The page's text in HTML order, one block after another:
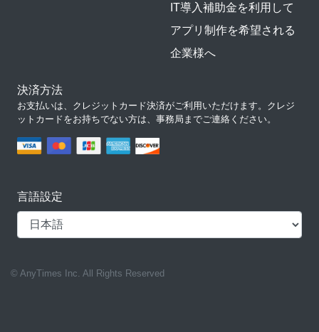
IT導入補助金を利用して
アプリ制作を希望される
企業様へ
決済方法
お支払いは、クレジットカード決済がご利用いただけます。クレジ
ットカードをお持ちでない方は、事務局までご連絡ください。
言語設定
© AnyTimes Inc. All Rights Reserved